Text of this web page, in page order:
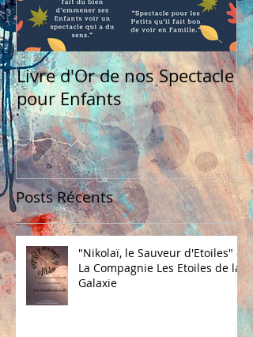
Livre d'Or de nos Spectacle
pour Enfants
Posts Récents
"Nikolaï, le Sauveur d'Etoiles" -
La Compagnie Les Etoiles de la
Galaxie